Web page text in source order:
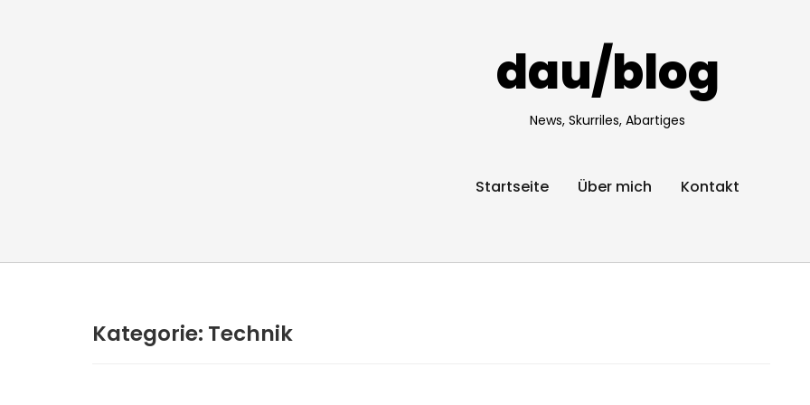
dau/blog
News, Skurriles, Abartiges
Startseite Über mich Kontakt
Kategorie: Technik